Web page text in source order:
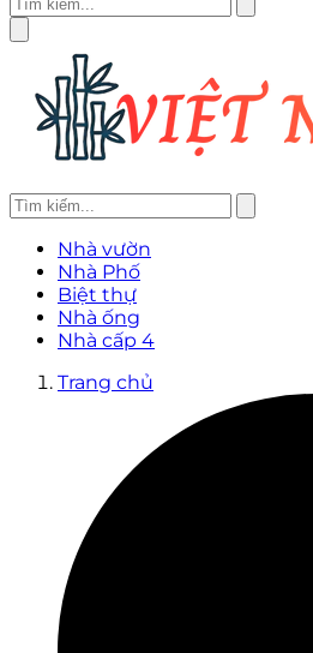
Nhà vườn
Nhà Phố
Biệt thự
Nhà ống
Nhà cấp 4
Trang chủ